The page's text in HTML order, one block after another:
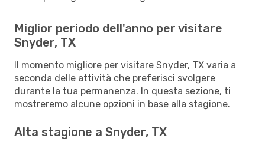
Miglior periodo dell'anno per visitare
Snyder, TX
Il momento migliore per visitare Snyder, TX varia a
seconda delle attività che preferisci svolgere
durante la tua permanenza. In questa sezione, ti
mostreremo alcune opzioni in base alla stagione.
Alta stagione a Snyder, TX